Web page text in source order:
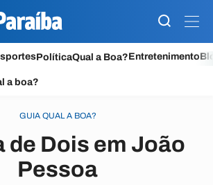
PolíticaQual a Boa?Entretenimento
a boa?
GUIA QUAL A BOA?
de Dois em João
Pessoa